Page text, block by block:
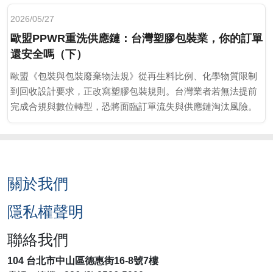
2026/05/27
歐盟PPWR重洗供應鏈：台灣塑膠包裝業，你的訂單
還安全嗎（下）
歐盟《包裝與包裝廢棄物法規》從再生料比例、化學物質限制
到回收設計要求，正改寫塑膠包裝規則。台灣業者若無法提前
完成合規與數位轉型，恐將面臨訂單流失與供應鏈淘汰風險。
關於我們
隱私權聲明
聯絡我們
104 台北市中山區德惠街16-8號7樓